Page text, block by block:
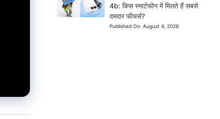
4b: किस स्मार्टफोन में मिलते हैं सबसे
दमदार फीचर्स?
Published On: August 4, 2026